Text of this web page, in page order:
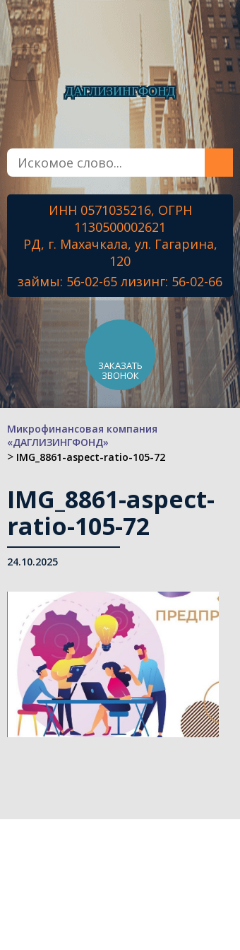
ДАГЛИЗИНГФОНД
Главная
О фонде
Микрозаймы
Лизинг
Наши проекты
Знамя Победы
Наши ветераны
ИНН 0571035216, ОГРН
1130500002621
РД, г. Махачкала, ул. Гагарина,
120
займы: 56-02-65 лизинг: 56-02-66
ЗАКАЗАТЬ
ЗВОНОК
Микрофинансовая компания
«ДАГЛИЗИНГФОНД»
> IMG_8861-aspect-ratio-105-72
IMG_8861-aspect-
ratio-105-72
24.10.2025